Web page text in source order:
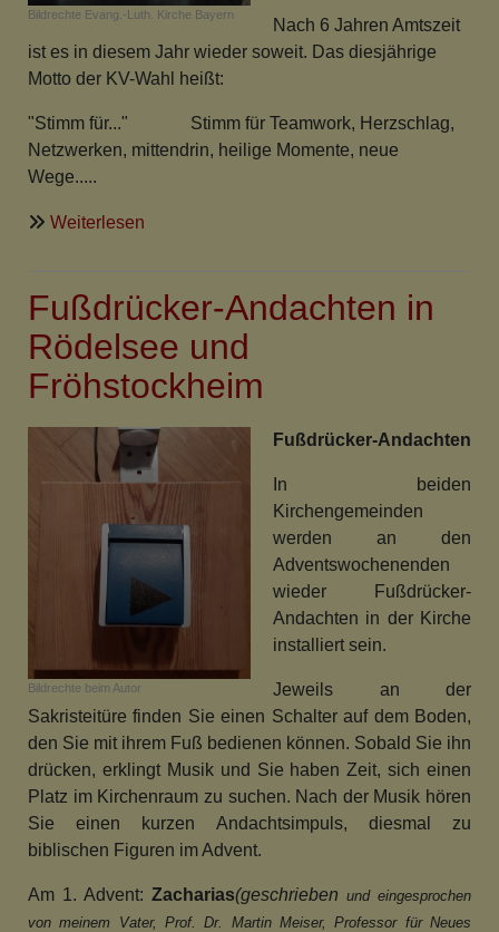
Bildrechte Evang.-Luth. Kirche Bayern
Nach 6 Jahren Amtszeit
ist es in diesem Jahr wieder soweit. Das diesjährige
Motto der KV-Wahl heißt:
"Stimm für..." Stimm für Teamwork, Herzschlag,
Netzwerken, mittendrin, heilige Momente, neue
Wege.....
Weiterlesen
Wahl
Fußdrücker-Andachten in
Rödelsee und
Fröhstockheim
Bildrechte beim Autor
Fußdrücker-Andachten
In beiden
Kirchengemeinden
werden an den
Adventswochenenden
wieder Fußdrücker-
Andachten in der Kirche
installiert sein.
Jeweils an der
Sakristeitüre finden Sie einen Schalter auf dem Boden,
den Sie mit ihrem Fuß bedienen können. Sobald Sie ihn
drücken, erklingt Musik und Sie haben Zeit, sich einen
Platz im Kirchenraum zu suchen. Nach der Musik hören
Sie einen kurzen Andachtsimpuls, diesmal zu
biblischen Figuren im Advent.
Am 1. Advent: Zacharias(geschrieben und eingesprochen
von meinem Vater, Prof. Dr. Martin Meiser, Professor für Neues